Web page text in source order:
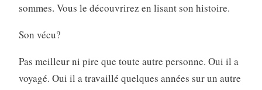
sommes. Vous le découvrirez en lisant son histoire.
Son vécu?
Pas meilleur ni pire que toute autre personne. Oui il a
voyagé. Oui il a travaillé quelques années sur un autre